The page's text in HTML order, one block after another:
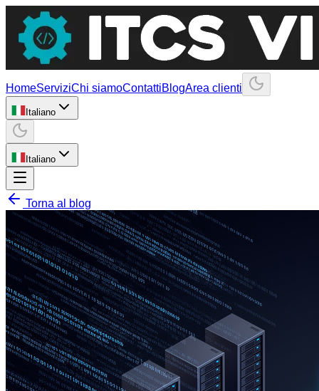
HomeServiziChi siamoContattiBlogArea clienti
Italiano
Italiano
Torna al blog